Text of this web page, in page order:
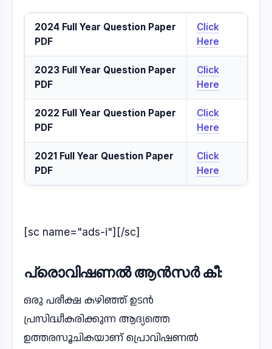
2024 Full Year Question Paper
PDF
Click
Here
2023 Full Year Question Paper
PDF
Click
Here
2022 Full Year Question Paper
PDF
Click
Here
2021 Full Year Question Paper
PDF
Click
Here
[sc name="ads-i"][/sc]
പ്രൊവിഷണൽ ആൻസർ കീ:
ഒരു പരീക്ഷ കഴിഞ്ഞ് ഉടൻ
പ്രസിദ്ധീകരിക്കുന്ന ആദ്യത്തെ
ഉത്തരസൂചികയാണ് പ്രൊവിഷണൽ